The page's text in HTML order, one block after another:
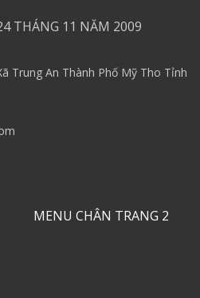
THÁNG 11 NĂM 2009
Trung An Thành Phố Mỹ Tho Tỉnh
MENU CHÂN TRANG 2